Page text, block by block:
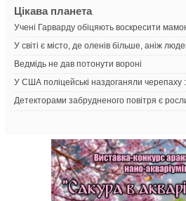
Цікава планета
Учені Гарварду обіцяють воскресити
У світі є місто, де оленів більше, аніж
Ведмідь не дав потонути вороні
У США поліцейські наздоганяли черепаху
Детекторами забрудненого повітря є